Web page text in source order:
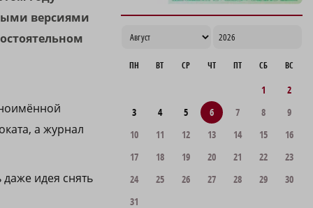
версиями
а журнал
идея снять
ПН ВТ СР ЧТ ПТ СБ ВС
1
2
3
4 5 6 7 8
9
10
11 12 13 14 15
16
17
18 19 20 21 22
23
24
25 26 27 28 29
30
31